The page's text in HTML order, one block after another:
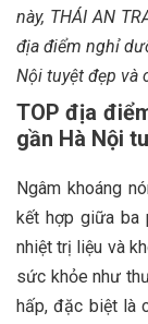
này, THÁI AN
địa điểm nghỉ
Nội tuyệt đẹp và
TOP địa
gần Hà Nội
Ngâm khoáng
kết hợp giữa ba
nhiệt trị liệu và
sức khỏe như
hấp, đặc biệt là